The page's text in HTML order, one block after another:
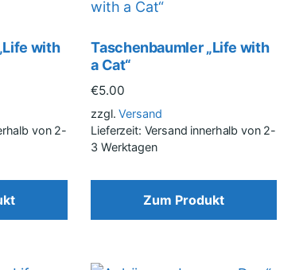
with
von 2-
Taschenbaumler „Life with
a Cat“
€5.00
zzgl.Versand
Lieferzeit: Versand innerhalb von 2-
3 Werktagen
Zum Produkt